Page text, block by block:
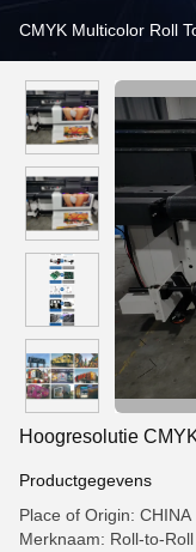
CMYK Multicolor Roll
Hoogresolutie
Productgegevens
Place of Origin: CHINA
Merknaam: Roll-to-